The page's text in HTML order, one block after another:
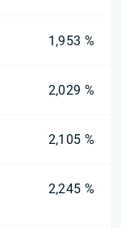
1,953 %
2,029 %
2,105 %
2,245 %